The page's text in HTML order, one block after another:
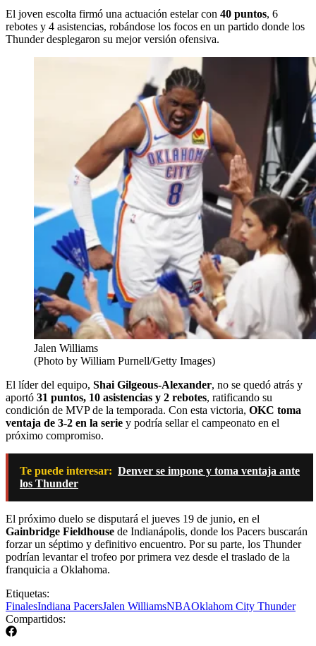
El joven escolta firmó una actuación estelar con 40 puntos, 6
rebotes y 4 asistencias, robándose los focos en un partido donde los
Thunder desplegaron su mejor versión ofensiva.
Jalen Williams
(Photo by William Purnell/Getty Images)
El líder del equipo, Shai Gilgeous-Alexander, no se quedó atrás y
aportó 31 puntos, 10 asistencias y 2 rebotes, ratificando su
condición de MVP de la temporada. Con esta victoria, OKC toma
ventaja de 3-2 en la serie y podría sellar el campeonato en el
próximo compromiso.
Te puede interesar: Denver se impone y toma ventaja ante
los Thunder
El próximo duelo se disputará el jueves 19 de junio, en el
Gainbridge Fieldhouse de Indianápolis, donde los Pacers buscarán
forzar un séptimo y definitivo encuentro. Por su parte, los Thunder
podrían levantar el trofeo por primera vez desde el traslado de la
franquicia a Oklahoma.
Etiquetas:
FinalesIndiana PacersJalen WilliamsNBAOklahom City Thunder
Compartidos: